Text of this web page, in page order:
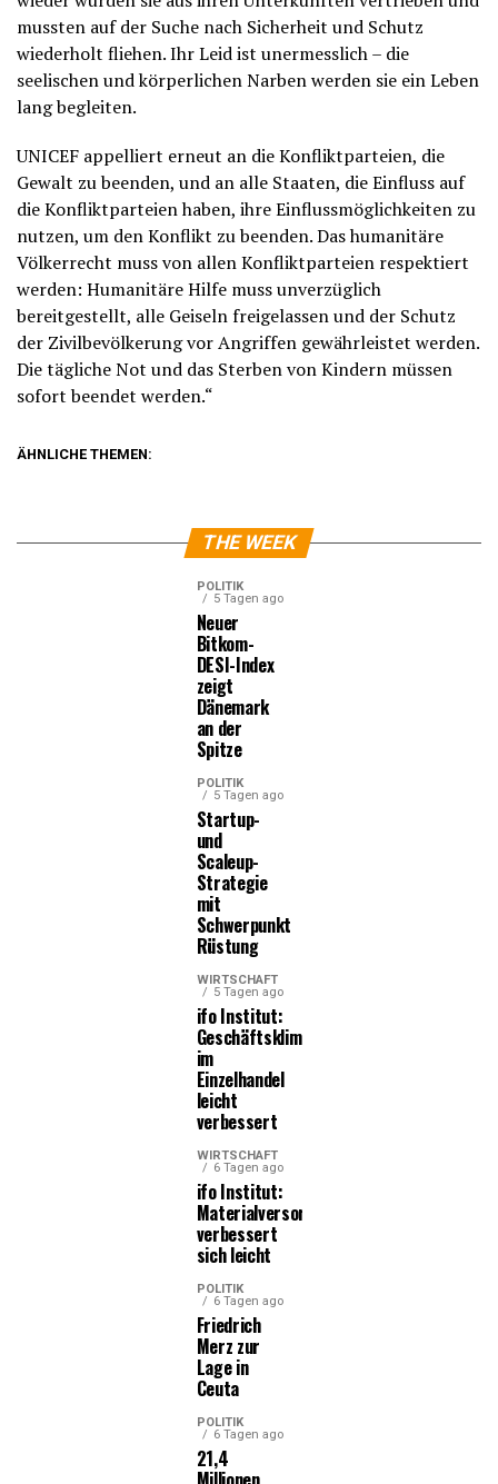
mussten auf der Suche nach Sicherheit und Schutz
wiederholt fliehen. Ihr Leid ist unermesslich – die
seelischen und körperlichen Narben werden sie ein Leben
lang begleiten.
UNICEF appelliert erneut an die Konfliktparteien, die
Gewalt zu beenden, und an alle Staaten, die Einfluss auf
die Konfliktparteien haben, ihre Einflussmöglichkeiten zu
nutzen, um den Konflikt zu beenden. Das humanitäre
Völkerrecht muss von allen Konfliktparteien respektiert
werden: Humanitäre Hilfe muss unverzüglich
bereitgestellt, alle Geiseln freigelassen und der Schutz
der Zivilbevölkerung vor Angriffen gewährleistet werden.
Die tägliche Not und das Sterben von Kindern müssen
sofort beendet werden.“
ÄHNLICHE THEMEN:
THE WEEK
POLITIK
5 Tagen ago
Neuer
Bitkom-
DESI-Index
zeigt
Dänemark
an der
Spitze
POLITIK
5 Tagen ago
Startup-
und
Scaleup-
Strategie
mit
Schwerpunkt
Rüstung
WIRTSCHAFT
5 Tagen ago
ifo Institut:
Geschäftsklima
im
Einzelhandel
leicht
verbessert
WIRTSCHAFT
6 Tagen ago
ifo Institut:
Materialversorgung
verbessert
sich leicht
POLITIK
6 Tagen ago
Friedrich
Merz zur
Lage in
Ceuta
POLITIK
6 Tagen ago
21,4